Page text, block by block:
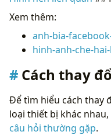
Xem thêm:
anh-bia-
hinh-anh-che-
Cách thay
Để tìm hiểu cách thay
loại thiết bị khác
câu hỏi thường gặp.